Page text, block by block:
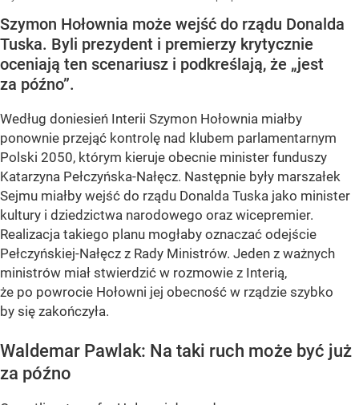
Szymon Hołownia może wejść do rządu Donalda
Tuska. Byli prezydent i premierzy krytycznie
oceniają ten scenariusz i podkreślają, że „jest
za późno”.
Według doniesień Interii Szymon Hołownia miałby
ponownie przejąć kontrolę nad klubem parlamentarnym
Polski 2050, którym kieruje obecnie minister funduszy
Katarzyna Pełczyńska-Nałęcz. Następnie były marszałek
Sejmu miałby wejść do rządu Donalda Tuska jako minister
kultury i dziedzictwa narodowego oraz wicepremier.
Realizacja takiego planu mogłaby oznaczać odejście
Pełczyńskiej-Nałęcz z Rady Ministrów. Jeden z ważnych
ministrów miał stwierdzić w rozmowie z Interią,
że po powrocie Hołowni jej obecność w rządzie szybko
by się zakończyła.
Waldemar Pawlak: Na taki ruch może być już
za późno